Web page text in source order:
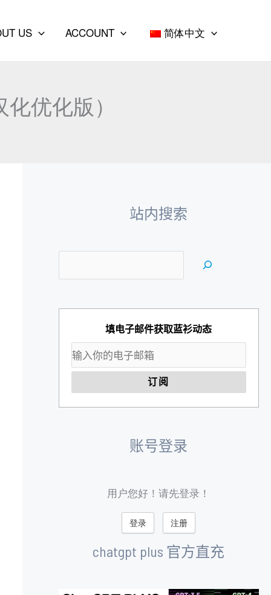
US ACCOUNT 简体中文
优化版）
站内搜索
a
填电子邮件获取蓝衫动态
账号登录
用户您好！请先登录！
登录 注册
chatgpt plus 官方直充